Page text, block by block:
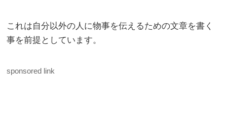
これは自分以外の人に物事を伝えるための文章を書く
事を前提としています。
sponsored link